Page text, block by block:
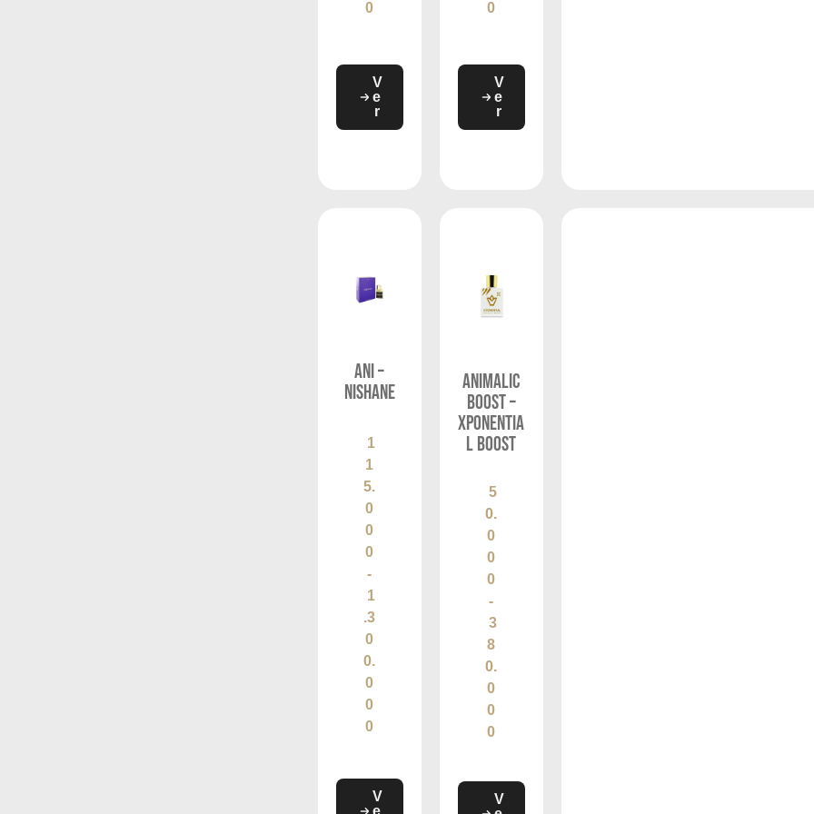
0
V
e
r
0
V
e
r
ANI –
NISHANE
1
1
5.
0
0
0
-
1
.3
0
0.
0
0
0
V
Animalic
Boost –
Xponentia
l Boost
5
0.
0
0
0
-
3
8
0.
0
0
0
V